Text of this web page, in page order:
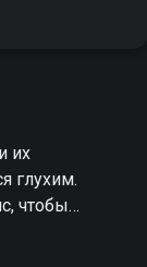
их
глухим.
чтобы
Полем,